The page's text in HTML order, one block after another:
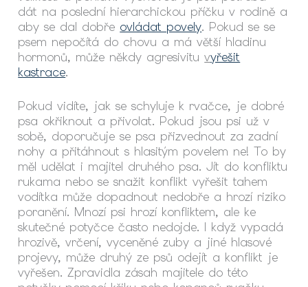
dát na poslední hierarchickou příčku v rodině a
aby se dal dobře ovládat povely. Pokud se se
psem nepočítá do chovu a má větší hladinu
hormonů, může někdy agresivituvyřešit
kastrace.
Pokud vidíte, jak se schyluje k rvačce, je dobré
psa okřiknout a přivolat. Pokud jsou psi už v
sobě, doporučuje se psa přizvednout za zadní
nohy a přitáhnout s hlasitým povelem ne! To by
měl udělat i majitel druhého psa. Jít do konfliktu
rukama nebo se snažit konflikt vyřešit tahem
vodítka může dopadnout nedobře a hrozí riziko
poranění. Mnozí psi hrozí konfliktem, ale ke
skutečné potyčce často nedojde. I když vypadá
hrozivě, vrčení, vyceněné zuby a jiné hlasové
projevy, může druhý ze psů odejít a konflikt je
vyřešen. Zpravidla zásah majitele do této